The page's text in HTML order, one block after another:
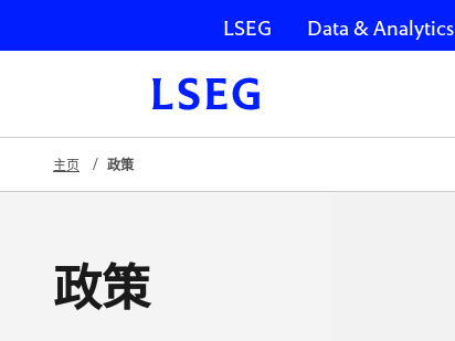
跳过导航
LSEG Data & Analytics
主页 政策
政策